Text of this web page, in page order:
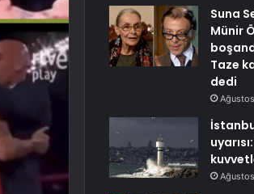
Suna
Münir
Taze
dedi